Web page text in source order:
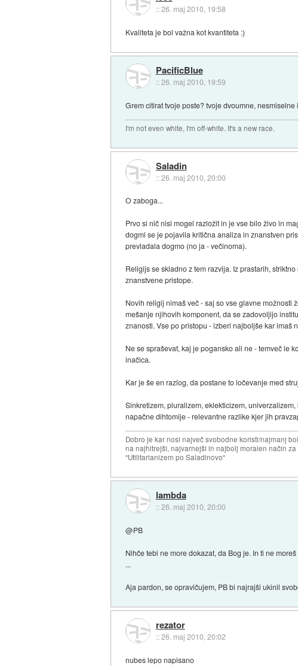
::26. maj 2010, 19:58
Kvaliteta je bol važna kot kvantiteta :)
PacificBlue
::26. maj 2010, 19:59
Grem citirat tvoje poste? tvoje dvoumne,
I'm not even white, I'm off-white. It's a new race.
Saladin
::26. maj 2010, 20:00
O zaboga...
Prvo si nič nisi mogel razložit in je vse bilo živo in
dogmi se je pojavila kritična analiza in znanstven
prevladala dogmo (no ja - večinoma).
Religijs se skladno z tem razvija. Iz prastarih,
znanstvene pristope.
Novih religij nimaš več - saj so vse glavne
mešanje njihovih komponent, da se zadovoljijo
znanosti. Vse po pristopu - izberi najboljše kar imaš
Ne se spraševat, kaj je pogansko ali ne - temveč le
inačica.
Kar je še en razlog, da postane to ločevanje med
Sinkretizem, pluralizem, eklekticizem,
napačne dihtomije - relevantne razlike kjer jih
Dobro je kar nosi največ svobodne koristi/najmanj
na najhitrejši, najvarnejši in najbolj moralen način
"Utilitarianizem po Saladinovo"
lambda
::26. maj 2010, 20:00
@PB
Nihče tebi ne more dokazat, da Bog je. In ti ne
...
Aja pardon, se opravičujem, PB bi najrajši ukinil
rezator
::26. maj 2010, 20:02
nubes lepo napisano